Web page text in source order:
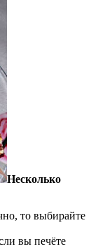
Несколько
то выбирайте
вы печёте